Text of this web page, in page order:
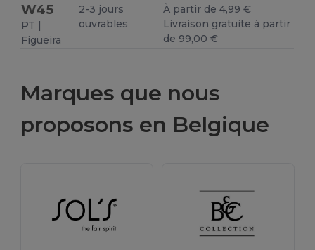
W45
PT |
Figueira
2-3 jours
ouvrables
À partir de 4,99 €
Livraison gratuite à partir
de 99,00 €
Marques que nous
proposons en Belgique